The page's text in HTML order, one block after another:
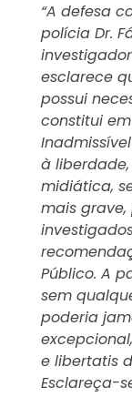
“A defesa
polícia Dr.
esclarece
possui
constitui
à
midiática,
mais
Público. A
sem
poderia
e libertatis
Esclareça-